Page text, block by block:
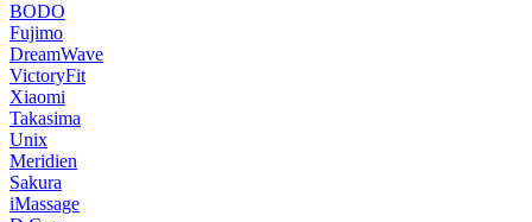
BODO
Fujimo
DreamWave
VictoryFit
Xiaomi
Takasima
Unix
Meridien
Sakura
iMassage